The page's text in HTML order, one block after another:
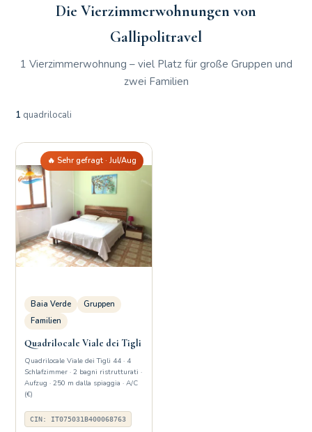
Die Vierzimmerwohnungen von
Gallipolitravel
1 Vierzimmerwohnung – viel Platz für große Gruppen und
zwei Familien
1 quadrilocali
🔥 Sehr gefragt · Jul/Aug
Baia Verde
Gruppen
Familien
Quadrilocale Viale dei Tigli
Quadrilocale Viale dei Tigli 44 · 4
Schlafzimmer · 2 bagni ristrutturati ·
Aufzug · 250 m dalla spiaggia · A/C
(€)
CIN: IT075031B400068763